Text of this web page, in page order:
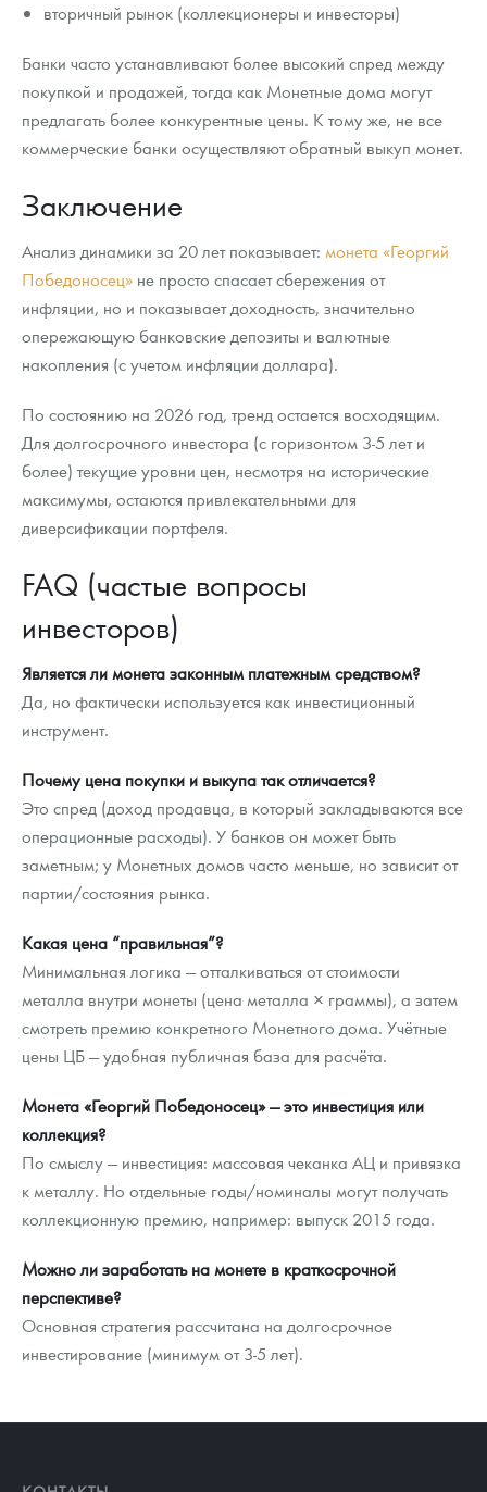
вторичный рынок (коллекционеры и инвесторы)
Банки часто устанавливают более высокий спред между
покупкой и продажей, тогда как Монетные дома могут
предлагать более конкурентные цены. К тому же, не все
коммерческие банки осуществляют обратный выкуп монет.
Заключение
Анализ динамики за 20 лет показывает: монета «Георгий
Победоносец» не просто спасает сбережения от
инфляции, но и показывает доходность, значительно
опережающую банковские депозиты и валютные
накопления (с учетом инфляции доллара).
По состоянию на 2026 год, тренд остается восходящим.
Для долгосрочного инвестора (с горизонтом 3-5 лет и
более) текущие уровни цен, несмотря на исторические
максимумы, остаются привлекательными для
диверсификации портфеля.
FAQ (частые вопросы
инвесторов)
Является ли монета законным платежным средством?
Да, но фактически используется как инвестиционный
инструмент.
Почему цена покупки и выкупа так отличается?
Это спред (доход продавца, в который закладываются все
операционные расходы). У банков он может быть
заметным; у Монетных домов часто меньше, но зависит от
партии/состояния рынка.
Какая цена “правильная”?
Минимальная логика — отталкиваться от стоимости
металла внутри монеты (цена металла × граммы), а затем
смотреть премию конкретного Монетного дома. Учётные
цены ЦБ — удобная публичная база для расчёта.
Монета «Георгий Победоносец» — это инвестиция или
коллекция?
По смыслу — инвестиция: массовая чеканка АЦ и привязка
к металлу. Но отдельные годы/номиналы могут получать
коллекционную премию, например: выпуск 2015 года.
Можно ли заработать на монете в краткосрочной
перспективе?
Основная стратегия рассчитана на долгосрочное
инвестирование (минимум от 3-5 лет).